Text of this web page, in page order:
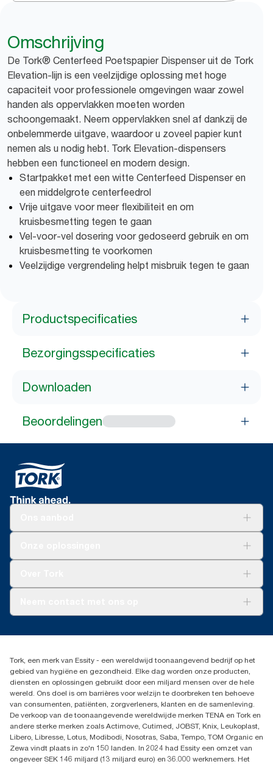
Omschrijving
De Tork® Centerfeed Poetspapier Dispenser uit de Tork
Elevation-lijn is een veelzijdige oplossing met hoge
capaciteit voor professionele omgevingen waar zowel
handen als oppervlakken moeten worden
schoongemaakt. Neem oppervlakken snel af dankzij de
onbelemmerde uitgave, waardoor u zoveel papier kunt
nemen als u nodig hebt. Tork Elevation-dispensers
hebben een functioneel en modern design.
Startpakket met een witte Centerfeed Dispenser en
een middelgrote centerfeedrol
Vrije uitgave voor meer flexibiliteit en om
kruisbesmetting tegen te gaan
Vel-voor-vel dosering voor gedoseerd gebruik en om
kruisbesmetting te voorkomen
Veelzijdige vergrendeling helpt misbruik tegen te gaan
Productspecificaties
Bezorgingsspecificaties
Downloaden
Beoordelingen
Productklacht
Dispenserklacht
030 - 698 46 66
Essity Netherlands B.V.
Arnhemse Bovenweg 120
3708 AH ZEIST
Nederland
Tork, een merk van Essity - een wereldwijd toonaangevend bedrijf op het
gebied van hygiëne en gezondheid. Elke dag worden onze producten,
diensten en oplossingen gebruikt door een miljard mensen over de hele
wereld. Ons doel is om barrières voor welzijn te doorbreken ten behoeve
van consumenten, patiënten, zorgverleners, klanten en de samenleving.
De verkoop van de toonaangevende wereldwijde merken TENA en Tork en
andere sterke merken zoals Actimove, Cutimed, JOBST, Knix, Leukoplast,
Libero, Libresse, Lotus, Modibodi, Nosotras, Saba, Tempo, TOM Organic en
Zewa vindt plaats in zo'n 150 landen. In 2024 had Essity een omzet van
ongeveer SEK 146 miljard (13 miljard euro) en 36.000 werknemers. Het